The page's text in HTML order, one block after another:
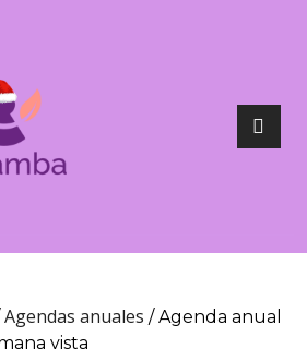
Agendas anuales / Agenda anual
vista